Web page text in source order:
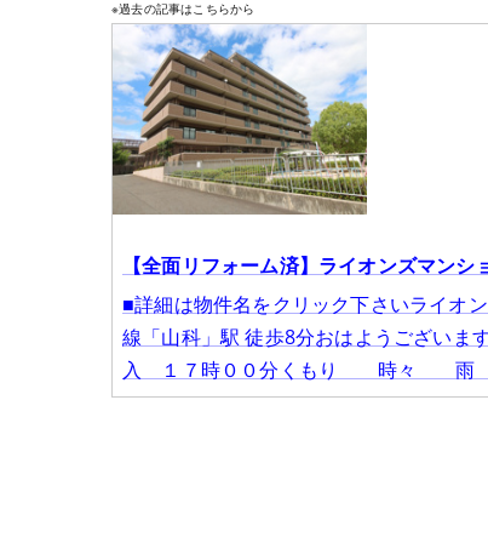
※過去の記事はこちらから
【全面リフォーム済】ライオンズマン
■詳細は物件名をクリック下さいライオ
線「山科」駅 徒歩8分おはようござ
入 １７時００分くもり 時